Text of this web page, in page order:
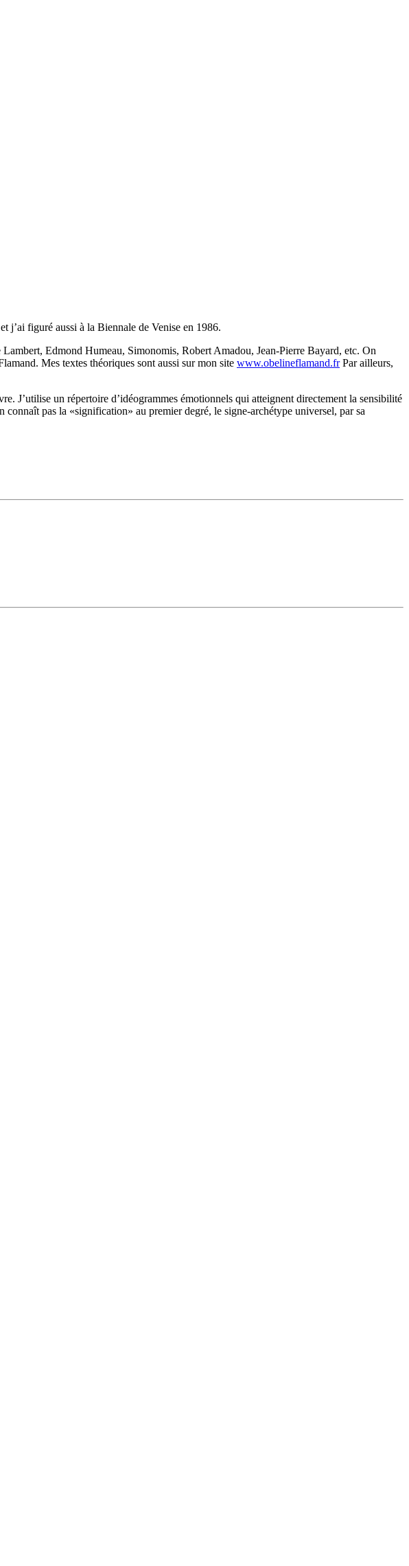
j’ai figuré aussi à la Biennale de Venise en 1986.
Edmond Humeau, Simonomis, Robert Amadou, Jean-Pierre Bayard, etc. On
Mes textes théoriques sont aussi sur mon site www.obelineflamand.frPar ailleurs,
J’utilise un répertoire d’idéogrammes émotionnels qui atteignent directement la sensibilité
pas la «signification» au premier degré, le signe-archétype universel, par sa